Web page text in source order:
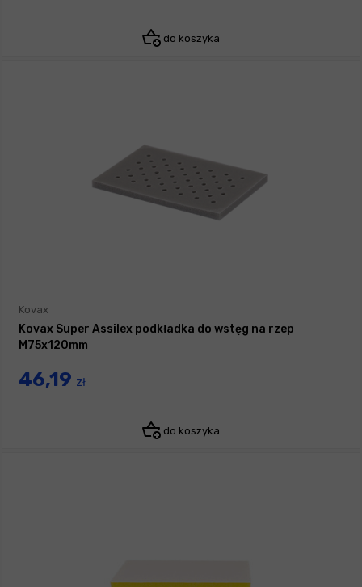
do koszyka
Kovax
Kovax Super Assilex podkładka do wstęg na rzep
M75x120mm
46,19 zł
do koszyka